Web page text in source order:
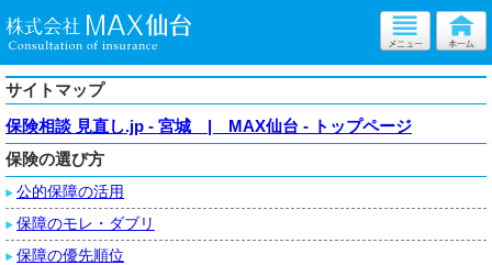
サイトマップ
保険相談 見直し.jp - 宮城 | MAX仙台 - トップページ
保険の選び方
公的保障の活用
保障のモレ・ダブリ
保障の優先順位